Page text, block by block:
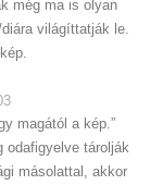
még ma is olyan
világíttatják le.
magától a kép.”
odafigyelve tárolják
másolattal, akkor